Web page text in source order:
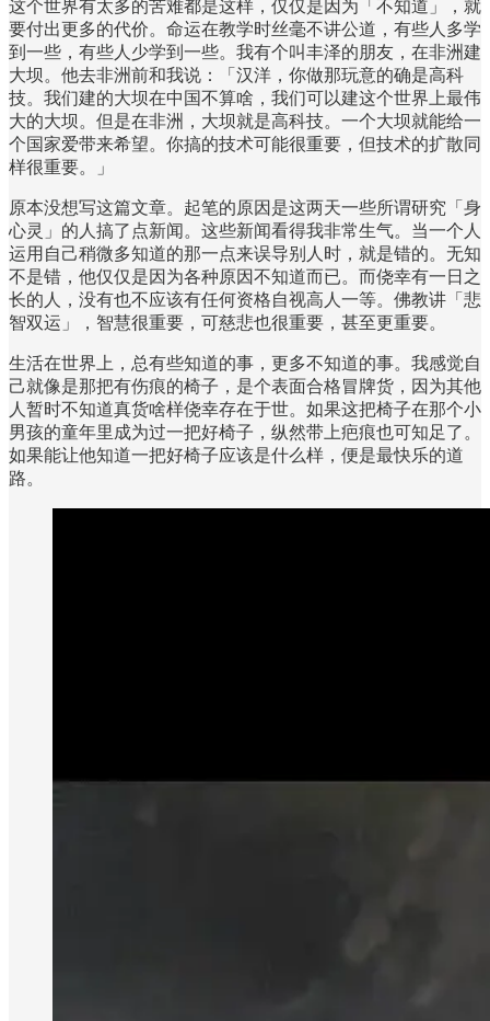
这个世界有太多的苦难都是这样，仅仅是因为「不知道」，就
要付出更多的代价。命运在教学时丝毫不讲公道，有些人多学
到一些，有些人少学到一些。我有个叫丰泽的朋友，在非洲建
大坝。他去非洲前和我说：「汉洋，你做那玩意的确是高科
技。我们建的大坝在中国不算啥，我们可以建这个世界上最伟
大的大坝。但是在非洲，大坝就是高科技。一个大坝就能给一
个国家爱带来希望。你搞的技术可能很重要，但技术的扩散同
样很重要。」
原本没想写这篇文章。起笔的原因是这两天一些所谓研究「身
心灵」的人搞了点新闻。这些新闻看得我非常生气。当一个人
运用自己稍微多知道的那一点来误导别人时，就是错的。无知
不是错，他仅仅是因为各种原因不知道而已。而侥幸有一日之
长的人，没有也不应该有任何资格自视高人一等。佛教讲「悲
智双运」，智慧很重要，可慈悲也很重要，甚至更重要。
生活在世界上，总有些知道的事，更多不知道的事。我感觉自
己就像是那把有伤痕的椅子，是个表面合格冒牌货，因为其他
人暂时不知道真货啥样侥幸存在于世。如果这把椅子在那个小
男孩的童年里成为过一把好椅子，纵然带上疤痕也可知足了。
如果能让他知道一把好椅子应该是什么样，便是最快乐的道
路。